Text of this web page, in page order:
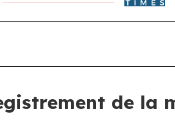
de la